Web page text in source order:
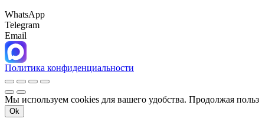
WhatsApp
Telegram
Email
Политика конфиденциальности
Мы используем cookies для вашего удобства. Продолжая
Ok